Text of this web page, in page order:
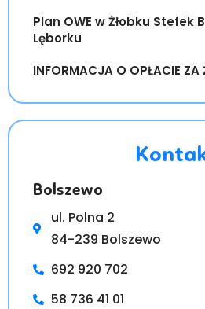
Plan OWE w Żłobku Stefek
Lęborku
INFORMACJA O OPŁACIE ZA
Bolszewo
ul. Polna 2
84-239 Bolszewo
692 920 702
58 736 41 01